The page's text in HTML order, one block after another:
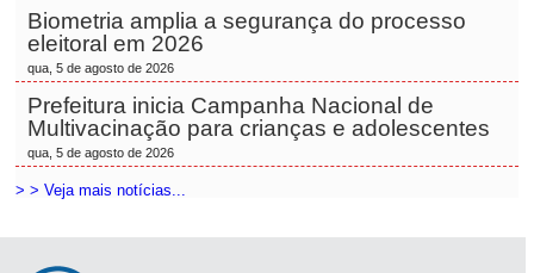
Biometria amplia a segurança do processo
eleitoral em 2026
qua, 5 de agosto de 2026
Prefeitura inicia Campanha Nacional de
Multivacinação para crianças e adolescentes
qua, 5 de agosto de 2026
> > Veja mais notícias...